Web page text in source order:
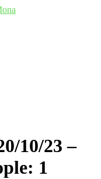
10/23 –
1